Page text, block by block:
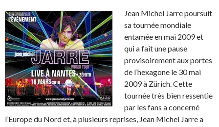
Jean Michel Jarre poursuit
sa tournée mondiale
entamée en mai 2009 et
qui a fait une pause
provisoirement aux portes
de l’hexagone le 30 mai
2009 à Zürich. Cette
tournée très bien ressentie
par les fans a concerné
l’Europe du Nord et, à plusieurs reprises, Jean Michel Jarre a